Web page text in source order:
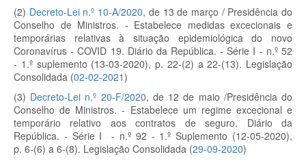
(2) Decreto-Lei n.º 10-A/2020, de 13 de março / Presidência do
Conselho de Ministros. - Estabelece medidas excecionais e
temporárias relativas à situação epidemiológica do novo
Coronavírus - COVID 19. Diário da República. - Série I - n.º 52
- 1.º suplemento (13-03-2020), p. 22-(2) a 22-(13). Legislação
Consolidada (02-02-2021)
(3) Decreto-Lei n.º 20-F/2020, de 12 de maio /Presidência do
Conselho de Ministros. - Estabelece um regime excecional e
temporário relativo aos contratos de seguro. Diário da
República. - Série I - n.º 92 - 1.º Suplemento (12-05-2020),
p. 6-(6) a 6-(8). Legislação Consolidada (29-09-2020)